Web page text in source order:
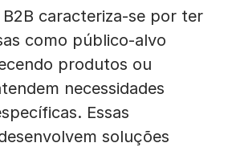
caracteriza-se por ter
como público-alvo
produtos ou
necessidades
Essas
soluções